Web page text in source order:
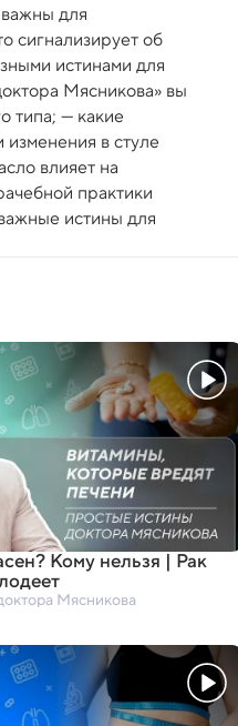
важны для
сигнализирует об
истинами для
Мясникова» вы
типа; — какие
в стуле
влияет на
практики
истины для
Кому нельзя | Рак
Мясникова